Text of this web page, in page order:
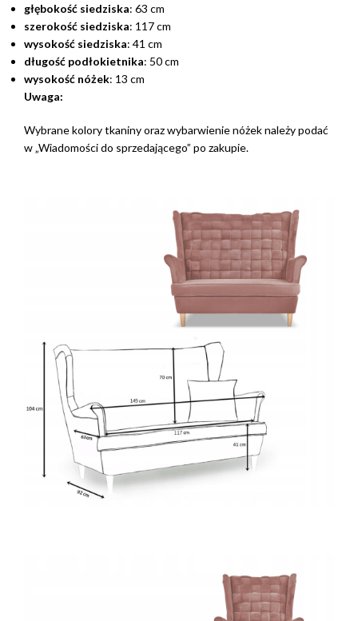
głębokość siedziska: 63 cm
szerokość siedziska: 117 cm
wysokość siedziska: 41 cm
długość podłokietnika: 50 cm
wysokość nóżek: 13 cm
Uwaga:
Wybrane kolory tkaniny oraz wybarwienie nóżek należy podać
w „Wiadomości do sprzedającego” po zakupie.